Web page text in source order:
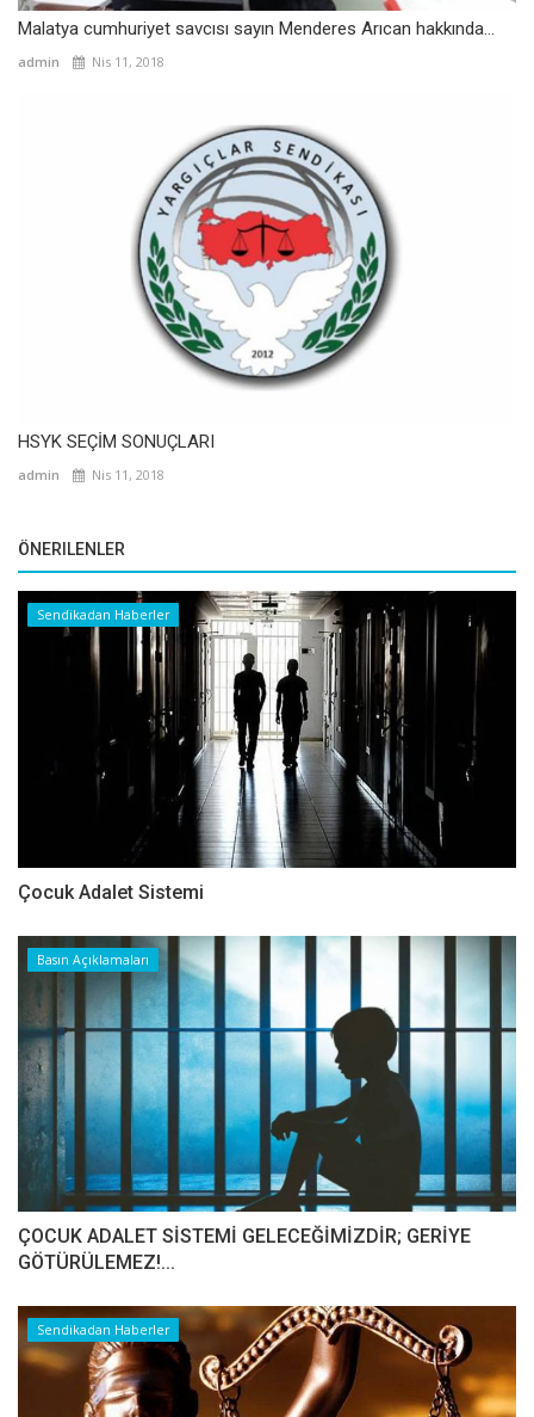
Malatya cumhuriyet savcısı sayın Menderes Arıcan hakkında...
admin Nis 11, 2018
HSYK SEÇİM SONUÇLARI
admin Nis 11, 2018
ÖNERILENLER
Sendikadan Haberler
Çocuk Adalet Sistemi
Basın Açıklamaları
ÇOCUK ADALET SİSTEMİ GELECEĞİMİZDİR; GERİYE
GÖTÜRÜLEMEZ!...
Sendikadan Haberler